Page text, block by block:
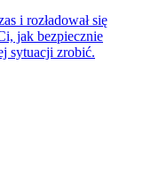
i rozładował się
jak bezpiecznie
sytuacji zrobić.